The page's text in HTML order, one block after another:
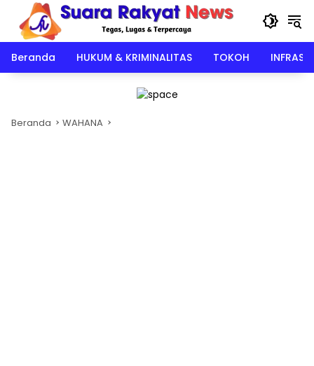
Langsung
konten
Beranda
HUKUM & KRIMINALITAS TOKOH
Beranda WAHANA